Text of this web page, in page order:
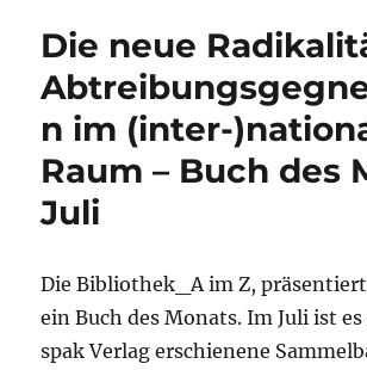
19:00
Uhr
|
The
Graffiti
Artist
Die neue
n im (inter-
Raum – Buch des
Juli
Die Bibliothek_A im Z,
ein Buch des Monats. Im Juli ist
spak Verlag erschienene